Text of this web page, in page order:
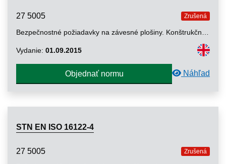
27 5005 Zrušená
Vydanie: 01.09.2015
Objednať normu Náhľad
STN EN ISO 16122-4
27 5005 Zrušená